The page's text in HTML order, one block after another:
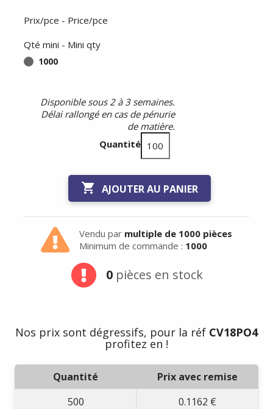
Prix/pce - Price/pce
Qté mini - Mini qty
1000
Disponible sous 2 à 3 semaines.
Délai rallongé en cas de pénurie
de matière.
Quantité
 AJOUTER AU PANIER
Vendu par multiple de 1000 pièces
Minimum de commande : 1000
0pièces en stock
Nos prix sont dégressifs, pour la réf CV18PO4
profitez en !
Quantité
Prix avec remise
500
0.1162 €